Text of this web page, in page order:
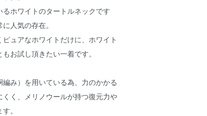
ホワイトのタートルネックです
人気の存在。
ュアなホワイトだけに、ホワイト
お試し頂きたい一着です。
み）を用いている為、力のかかる
く、メリノウールが持つ復元力や
。